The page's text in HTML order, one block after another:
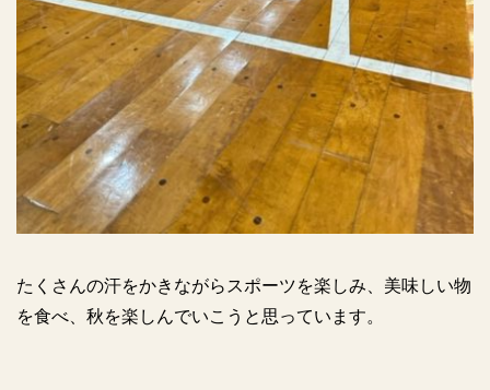
たくさんの汗をかきながらスポーツを楽しみ、美味しい物
を食べ、秋を楽しんでいこうと思っています。